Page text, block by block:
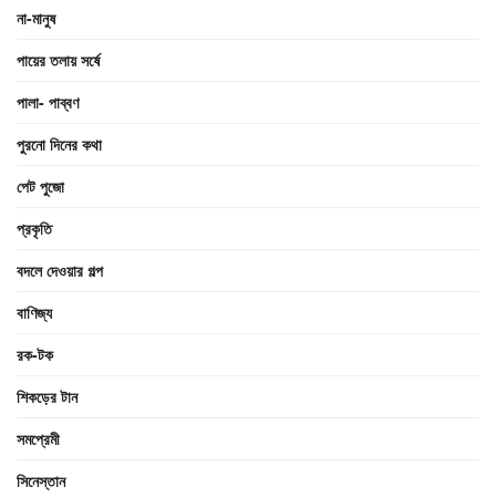
না-মানুষ
পায়ের তলায় সর্ষে
পালা- পাব্বণ
পুরনো দিনের কথা
পেট পুজো
প্রকৃতি
বদলে দেওয়ার গল্প
বাণিজ্য
রক-টক
শিকড়ের টান
সমপ্রেমী
সিনেস্তান